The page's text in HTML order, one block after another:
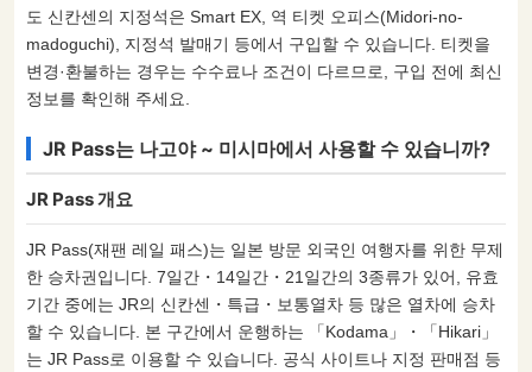
도 신칸센의 지정석은 Smart EX, 역 티켓 오피스(Midori-no-
madoguchi), 지정석 발매기 등에서 구입할 수 있습니다. 티켓을
변경·환불하는 경우는 수수료나 조건이 다르므로, 구입 전에 최신
정보를 확인해 주세요.
JR Pass는 나고야 ~ 미시마에서 사용할 수 있습니까?
JR Pass 개요
JR Pass(재팬 레일 패스)는 일본 방문 외국인 여행자를 위한 무제
한 승차권입니다. 7일간・14일간・21일간의 3종류가 있어, 유효
기간 중에는 JR의 신칸센・특급・보통열차 등 많은 열차에 승차
할 수 있습니다. 본 구간에서 운행하는 「Kodama」・「Hikari」
는 JR Pass로 이용할 수 있습니다. 공식 사이트나 지정 판매점 등